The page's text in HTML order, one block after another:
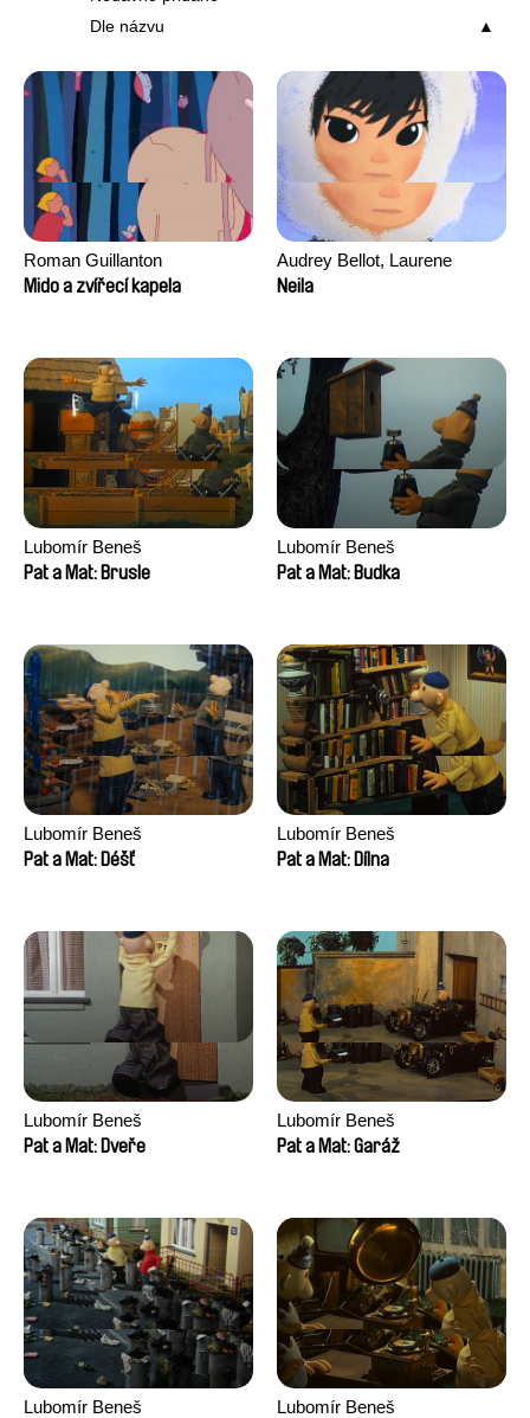
Dle názvu
Roman Guillanton
Mido a zvířecí kapela
Audrey Bellot, Laurene
Desoutter, Amandine
David Tabar, Guillaume
Vezzoli, Eline Zhang
Neila
Lubomír Beneš
Pat a Mat: Brusle
Lubomír Beneš
Pat a Mat: Budka
Lubomír Beneš
Pat a Mat: Déšť
Lubomír Beneš
Pat a Mat: Dílna
Lubomír Beneš
Pat a Mat: Dveře
Lubomír Beneš
Pat a Mat: Garáž
Lubomír Beneš
Lubomír Beneš